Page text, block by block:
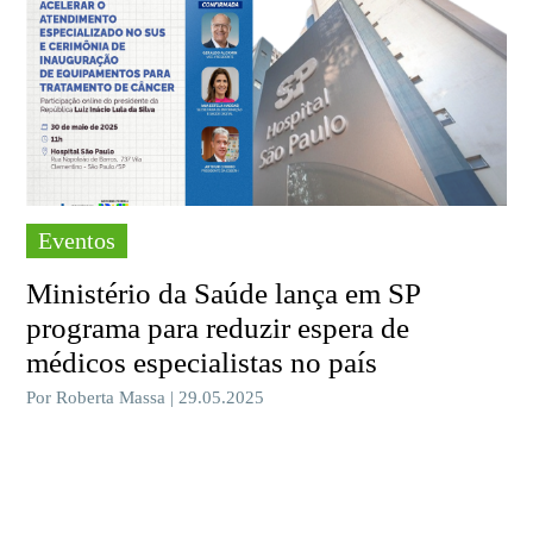
Eventos
Ministério da Saúde lança em SP
programa para reduzir espera de
médicos especialistas no país
Por Roberta Massa | 29.05.2025